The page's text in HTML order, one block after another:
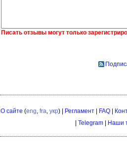
Писать отзывы могут только
О сайте (eng fra укр) | Регламент| FAQ|
| Telegram | Наши